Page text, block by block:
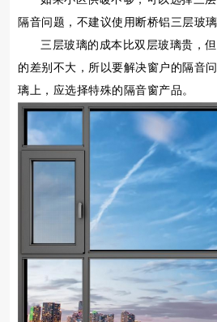
隔音问题，不建议使用断桥铝三层玻璃
三层玻璃的成本比双层玻璃贵，
的差别不大，所以要解决窗户的隔音
璃上，应选择特殊的隔音窗产品。